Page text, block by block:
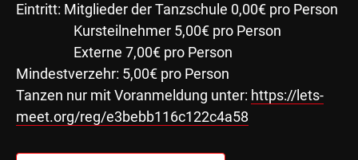
Eintritt: Mitglieder der Tanzschule 0,00€ pro Person
Kursteilnehmer 5,00€ pro Person
Externe 7,00€ pro Person
Mindestverzehr: 5,00€ pro Person
Tanzen nur mit Voranmeldung unter: https://lets-
meet.org/reg/e3bebb116c122c4a58